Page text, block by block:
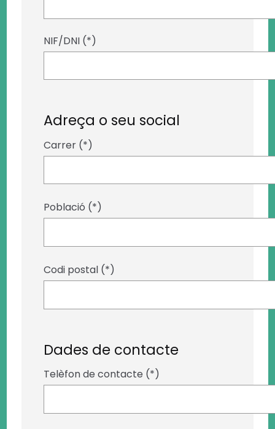
NIF/DNI (*)
Adreça o seu social
Carrer (*)
Població (*)
Codi postal (*)
Dades de contacte
Telèfon de contacte (*)